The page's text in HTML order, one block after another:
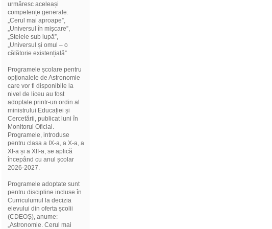
urmăresc aceleași
competențe generale:
„Cerul mai aproape”,
„Universul în mișcare”,
„Stelele sub lupă”,
„Universul și omul – o
călătorie existențială”
Programele școlare pentru
opționalele de Astronomie
care vor fi disponibile la
nivel de liceu au fost
adoptate printr-un ordin al
ministrului Educației și
Cercetării, publicat luni în
Monitorul Oficial.
Programele, introduse
pentru clasa a IX-a, a X-a, a
XI-a și a XII-a, se aplică
începând cu anul școlar
2026-2027.
Programele adoptate sunt
pentru discipline incluse în
Curriculumul la decizia
elevului din oferta școlii
(CDEOȘ), anume:
„Astronomie. Cerul mai